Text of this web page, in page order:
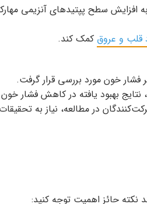
قلب و عروق کمک کند.
بهبود یافته در کاهش فشار
در مطالعه، نیاز به تحقیقات
نکته حائز اهمیت توجه کنید: